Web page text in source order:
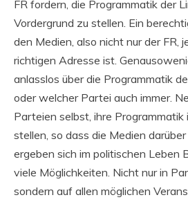
FR fordern, die Programmatik der
Vordergrund zu stellen. Ein
den Medien, also nicht nur der FR,
richtigen Adresse ist.
anlasslos über die Programmatik
oder welcher Partei auch immer.
Parteien selbst, ihre Programmatik
stellen, so dass die Medien
ergeben sich im politischen Leben
viele Möglichkeiten. Nicht nur in
sondern auf allen möglichen